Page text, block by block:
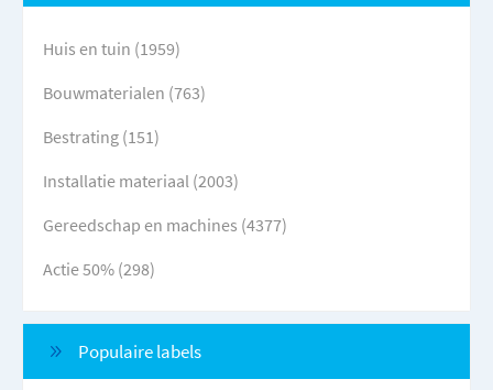
Huis en tuin (1959)
Bouwmaterialen (763)
Bestrating (151)
Installatie materiaal (2003)
Gereedschap en machines (4377)
Actie 50% (298)
Populaire labels